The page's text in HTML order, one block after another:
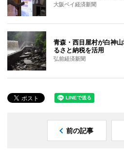
大阪ベイ経済新聞
青森・西目屋村が白神
るさと納税を活用
弘前経済新聞
前の記事